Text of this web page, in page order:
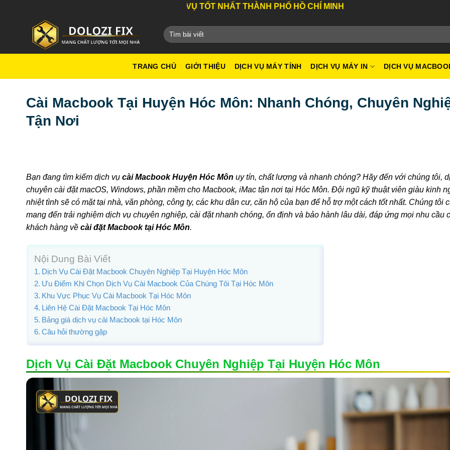
DỊCH VỤ TỐT NHẤT THÀNH PHỐ HỒ CHÍ MINH
TRANG CHỦ GIỚI THIỆU DỊCH VỤ MÁY TÍNH DỊCH VỤ MÁY IN DỊCH VỤ
Cài Macbook Tại Huyện Hóc Môn: Nhanh Chóng, Chuyên
Tận Nơi
Bạn đang tìm kiếm dịch vụ cài Macbook Huyện Hóc Môn uy tín, chất lượng và nhanh chóng? Hãy đến với chúng tôi,
chuyên cài đặt macOS, Windows, phần mềm cho Macbook, iMac tận nơi tại Hóc Môn. Đội ngũ kỹ thuật viên giàu kinh
nhiệt tình sẽ có mặt tại nhà, văn phòng, công ty, các khu dân cư, căn hộ của bạn để hỗ trợ một cách tốt nhất. Chúng tôi
mang đến trải nghiệm dịch vụ chuyên nghiệp, cài đặt nhanh chóng, ổn định và bảo hành lâu dài, đáp ứng mọi nhu cầu
khách hàng về cài đặt Macbook tại Hóc Môn.
Nội Dung Bài Viết
Dịch Vụ Cài Đặt Macbook Chuyên Nghiệp Tại Huyện Hóc Môn
Ưu Điểm Khi Chọn Dịch Vụ Cài Macbook Của Chúng Tôi Tại Hóc Môn
Khu Vực Phục Vụ Cài Macbook Tại Hóc Môn
Liên Hệ Cài Đặt Macbook Tại Hóc Môn
Bảng giá dịch vụ cài Macbook tại Hóc Môn
Câu hỏi thường gặp
Dịch Vụ Cài Đặt Macbook Chuyên Nghiệp Tại Huyện Hóc Môn